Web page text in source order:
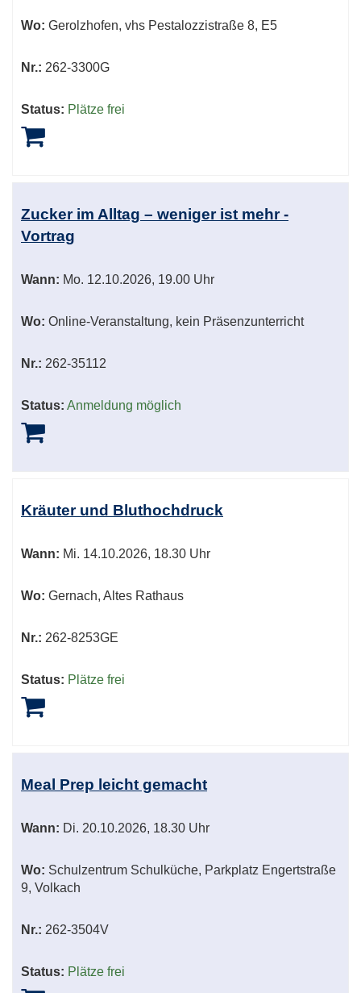
Wo: Gerolzhofen, vhs Pestalozzistraße 8, E5
Nr.: 262-3300G
Status: Plätze frei
Zucker im Alltag – weniger ist mehr -
Vortrag
Wann: Mo. 12.10.2026, 19.00 Uhr
Wo: Online-Veranstaltung, kein Präsenzunterricht
Nr.: 262-35112
Status: Anmeldung möglich
Kräuter und Bluthochdruck
Wann: Mi. 14.10.2026, 18.30 Uhr
Wo: Gernach, Altes Rathaus
Nr.: 262-8253GE
Status: Plätze frei
Meal Prep leicht gemacht
Wann: Di. 20.10.2026, 18.30 Uhr
Wo: Schulzentrum Schulküche, Parkplatz Engertstraße
9, Volkach
Nr.: 262-3504V
Status: Plätze frei